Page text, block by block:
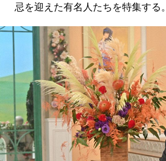
忌を迎えた有名人たちを特集する。